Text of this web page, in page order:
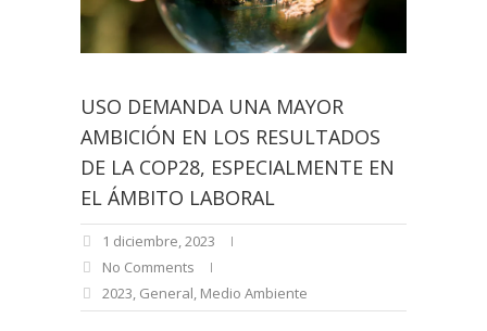
USO DEMANDA UNA MAYOR
AMBICIÓN EN LOS RESULTADOS
DE LA COP28, ESPECIALMENTE EN
EL ÁMBITO LABORAL
1 diciembre, 2023
No Comments
2023 General Medio Ambiente